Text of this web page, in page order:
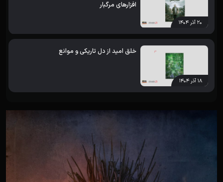
۲۰ آذر ۱۴۰۴
افزارهای مرگبار
۱۸ آذر ۱۴۰۴
خلق امید از دل تاریکی و موانع